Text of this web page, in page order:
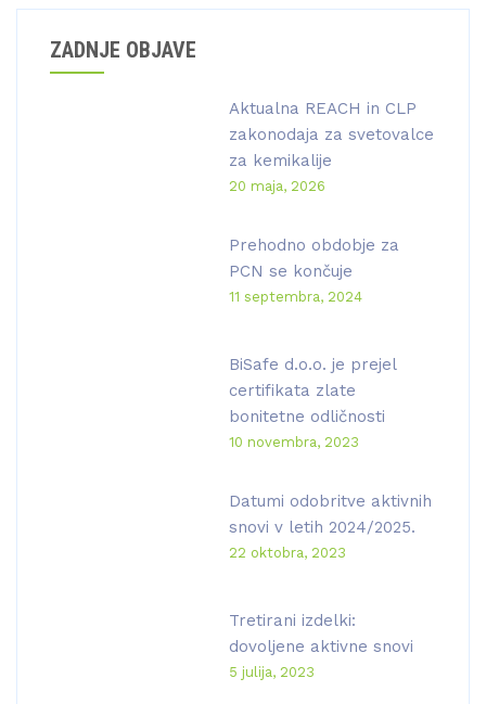
ZADNJE OBJAVE
Aktualna REACH in CLP
zakonodaja za svetovalce
za kemikalije
20 maja, 2026
Prehodno obdobje za
PCN se končuje
11 septembra, 2024
BiSafe d.o.o. je prejel
certifikata zlate
bonitetne odličnosti
10 novembra, 2023
Datumi odobritve aktivnih
snovi v letih 2024/2025.
22 oktobra, 2023
Tretirani izdelki:
dovoljene aktivne snovi
5 julija, 2023